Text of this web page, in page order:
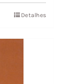
Detalhes